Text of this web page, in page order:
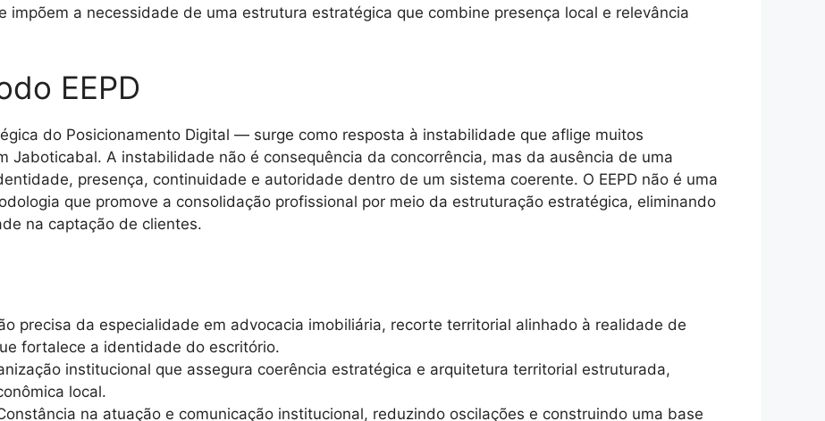
impõem a necessidade de uma estrutura estratégica que combine presença local e relevância
EEPD
do Posicionamento Digital — surge como resposta à instabilidade que aflige muitos
Jaboticabal. A instabilidade não é consequência da concorrência, mas da ausência de uma
presença, continuidade e autoridade dentro de um sistema coerente. O EEPD não é uma
que promove a consolidação profissional por meio da estruturação estratégica, eliminando
na captação de clientes.
precisa da especialidade em advocacia imobiliária, recorte territorial alinhado à realidade de
fortalece a identidade do escritório.
institucional que assegura coerência estratégica e arquitetura territorial estruturada,
local.
na atuação e comunicação institucional, reduzindo oscilações e construindo uma base